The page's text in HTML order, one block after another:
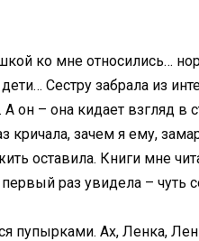
ко мне относились…
Сестру забрала из
он – она кидает взгляд
кричала, зачем я ему,
оставила. Книги мне
раз увидела – чуть
пупырками. Ах, Ленка,